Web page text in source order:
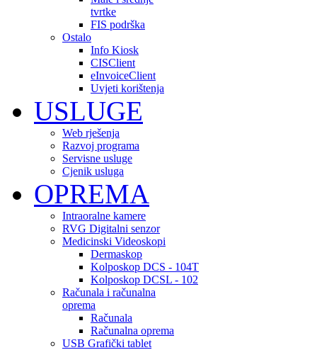
tvrtke
FIS podrška
Ostalo
Info Kiosk
CISClient
eInvoiceClient
Uvjeti korištenja
USLUGE
Web rješenja
Razvoj programa
Servisne usluge
Cjenik usluga
OPREMA
Intraoralne kamere
RVG Digitalni senzor
Medicinski Videoskopi
Dermaskop
Kolposkop DCS - 104T
Kolposkop DCSL - 102
Računala i računalna
oprema
Računala
Računalna oprema
USB Grafički tablet